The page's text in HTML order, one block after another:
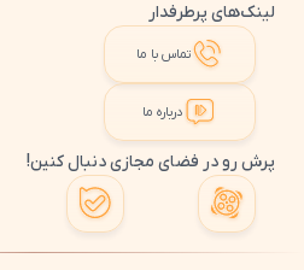
لینک‌های پرطرفدار
تماس با ما
درباره ما
پرش رو در فضای مجازی دنبال کنین!